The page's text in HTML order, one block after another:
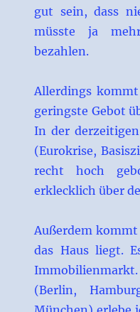
gut sein, dass
müsste ja
bezahlen.
Allerdings
geringste Gebot
In der
(Eurokrise,
recht hoch
erklecklich über
Außerdem kommt
das Haus liegt.
(Berlin,